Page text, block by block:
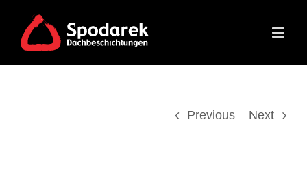
content
Previous Next